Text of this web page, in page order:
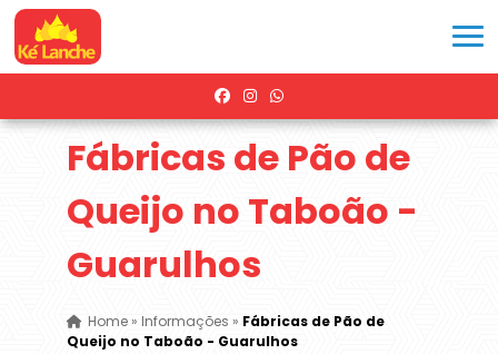
Fábricas de Pão de
Queijo no Taboão -
Guarulhos
Home» Informações » Fábricas de Pão de
Queijo no Taboão - Guarulhos